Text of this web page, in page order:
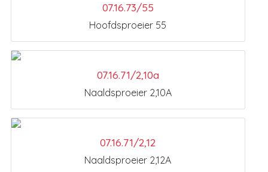
07.16.73/55
Hoofdsproeier 55
07.16.71/2,10a
Naaldsproeier 2,10A
07.16.71/2,12
Naaldsproeier 2,12A